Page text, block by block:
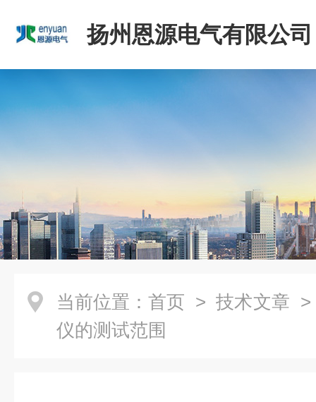
扬州恩源电气有限公司
当前位置： 首页 > 技术文章 >
仪的测试范围